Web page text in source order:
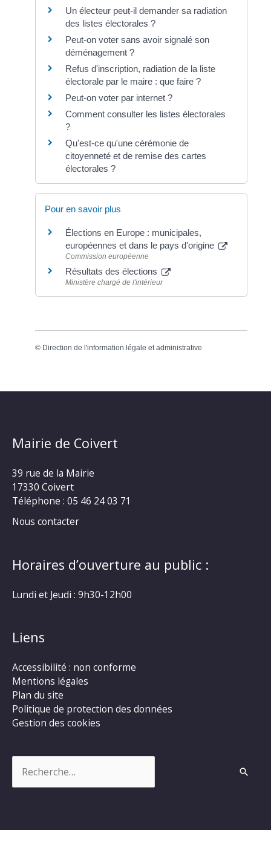
Un électeur peut-il demander sa radiation
des listes électorales ?
Peut-on voter sans avoir signalé son
déménagement ?
Refus d'inscription, radiation de la liste
électorale par le maire : que faire ?
Peut-on voter par internet ?
Comment consulter les listes électorales
?
Qu'est-ce qu'une cérémonie de
citoyenneté et de remise des cartes
électorales ?
Pour en savoir plus
Élections en Europe : municipales,
européennes et dans le pays d'origine
Commission européenne
Résultats des élections
Ministère chargé de l'intérieur
© Direction de l'information légale et administrative
Mairie de Coivert
39 rue de la Mairie
17330 Coivert
Téléphone : 05 46 24 03 71
Nous contacter
Horaires d’ouverture au public :
Lundi et Jeudi : 9h30-12h00
Liens
Accessibilité : non conforme
Mentions légales
Plan du site
Politique de protection des données
Gestion des cookies